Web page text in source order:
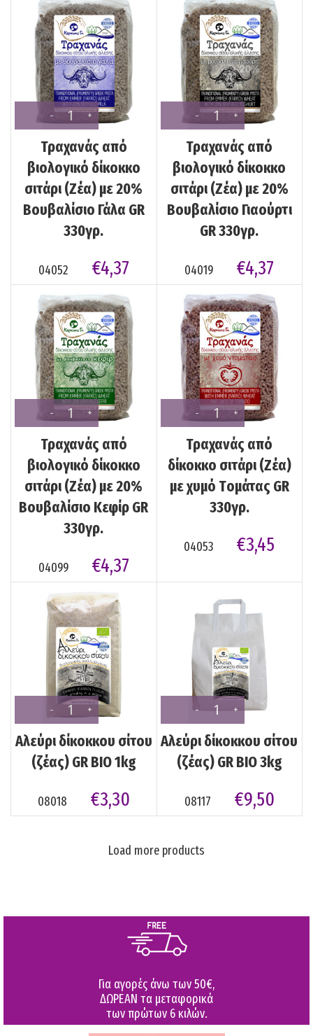
Τραχανάς από
βιολογικό δίκοκκο
σιτάρι (Ζέα) με 20%
Βουβαλίσιο Γάλα GR
330γρ.
04052 €4,37
Τραχανάς από
βιολογικό δίκοκκο
σιτάρι (Ζέα) με 20%
Βουβαλίσιο Γιαούρτι
GR 330γρ.
04019 €4,37
Τραχανάς από
βιολογικό δίκοκκο
σιτάρι (Ζέα) με 20%
Βουβαλίσιο Κεφίρ GR
330γρ.
04099 €4,37
Τραχανάς από
δίκοκκο σιτάρι (Ζέα)
με χυμό Tομάτας GR
330γρ.
04053 €3,45
Αλεύρι δίκοκκου σίτου
(ζέας) GR BIO 1kg
08018 €3,30
Αλεύρι δίκοκκου σίτου
(ζέας) GR BIO 3kg
08117 €9,50
Load more products
Για αγορές άνω των 50€,
ΔΩΡΕΑΝ τα μεταφορικά
των πρώτων 6 κιλών.